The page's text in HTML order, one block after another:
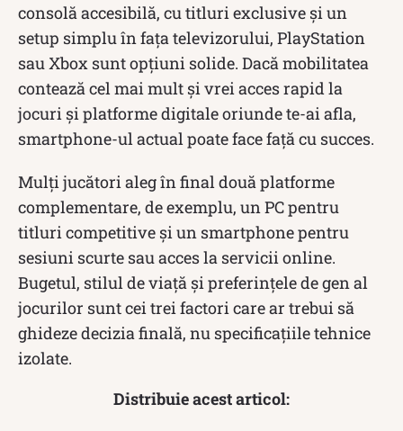
consolă accesibilă, cu titluri exclusive și un
setup simplu în fața televizorului, PlayStation
sau Xbox sunt opțiuni solide. Dacă mobilitatea
contează cel mai mult și vrei acces rapid la
jocuri și platforme digitale oriunde te-ai afla,
smartphone-ul actual poate face față cu succes.
Mulți jucători aleg în final două platforme
complementare, de exemplu, un PC pentru
titluri competitive și un smartphone pentru
sesiuni scurte sau acces la servicii online.
Bugetul, stilul de viață și preferințele de gen al
jocurilor sunt cei trei factori care ar trebui să
ghideze decizia finală, nu specificațiile tehnice
izolate.
Distribuie acest articol: